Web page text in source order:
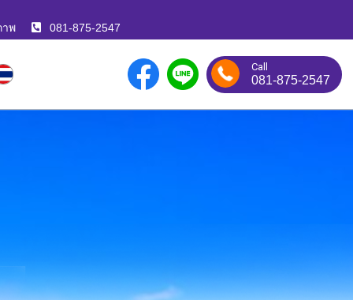
าพ 081-875-2547
Call
081-875-2547